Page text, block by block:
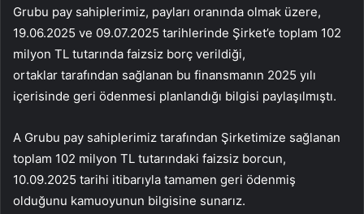
Grubu pay sahiplerimiz, payları oranında olmak üzere,
19.06.2025 ve 09.07.2025 tarihlerinde Şirket’e toplam 102
milyon TL tutarında faizsiz borç verildiği,
ortaklar tarafından sağlanan bu finansmanın 2025 yılı
içerisinde geri ödenmesi planlandığı bilgisi paylaşılmıştı.
A Grubu pay sahiplerimiz tarafından Şirketimize sağlanan
toplam 102 milyon TL tutarındaki faizsiz borcun,
10.09.2025 tarihi itibarıyla tamamen geri ödenmiş
olduğunu kamuoyunun bilgisine sunarız.